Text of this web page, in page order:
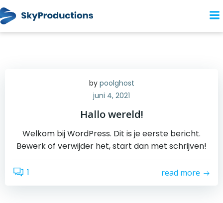
inhoud
by poolghost
juni 4, 2021
Hallo wereld!
Welkom bij WordPress. Dit is je eerste bericht.
Bewerk of verwijder het, start dan met schrijven!
1 read more